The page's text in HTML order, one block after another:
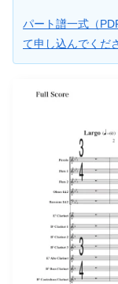
パート譜一式（
て申し込んでくだ